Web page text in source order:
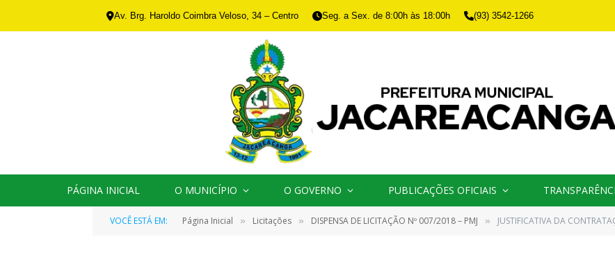
Av. Brg. Haroldo Coimbra Veloso, 34 – Centro Seg. a Sex. de 8:00h às 18:00h (93) 3542-1266
PÁGINA INICIAL O MUNICÍPIO O GOVERNO PUBLICAÇÕES OFICIAIS
VOCÊ ESTÁ EM: Página Inicial » Licitações » DISPENSA DE LICITAÇÃO Nº 007/2018 – PMJ » JUSTIFICATIVA DA